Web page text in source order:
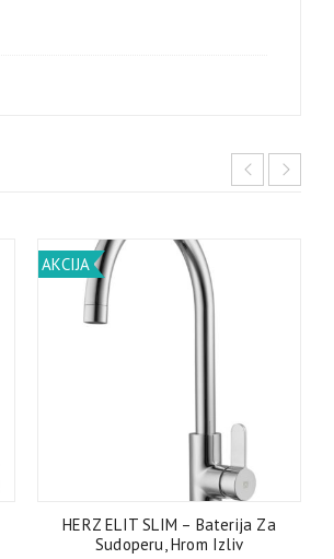
AKCIJA
HERZ ELIT SLIM – Baterija Za
Sudoperu, Hrom Izliv